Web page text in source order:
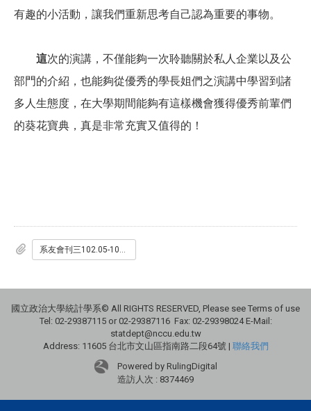
有趣的小活動，讓我們重新思考自己認為重要的事物。
這次的演講，不僅能夠一次聆聽關於私人企業以及公
部門的介紹，也能夠從優秀的學長姐們之演講中學習到諸
多人生態度，在大學期間能夠有這樣機會獲得優秀前輩們
的葵花寶典，真是非常充實又值得的！
系友會刊三102.05-102.10.pdf
國立政治大學統計學系© All RIGHTS RESERVED, Please see Terms of use
Tel: 02-29387115 or 02-29387116 Fax: 02-29398024 E-Mail:
statdept@nccu.edu.tw
Address: 11605 台北市文山區指南路二段64號 | 聯絡我們
Powered by RulingDigital
造訪人次 : 8374469